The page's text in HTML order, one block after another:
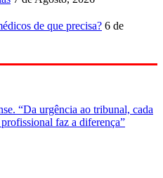
de que precisa? 6 de
“Da urgência ao tribunal, cada
faz a diferença”